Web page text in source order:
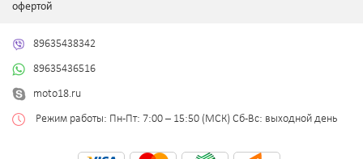
офертой
89635438342
89635436516
moto18.ru
Режим работы: Пн-Пт: 7:00 – 15:50 (МСК) Сб-Вс: выходной день